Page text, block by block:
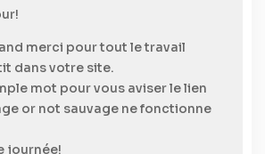
merci pour tout le travail
dans votre site.
mot pour vous aviser le lien
or not sauvage ne fonctionne
journée!